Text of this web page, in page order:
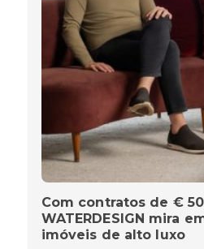
Com contratos de €
WATERDESIGN mira
imóveis de alto luxo